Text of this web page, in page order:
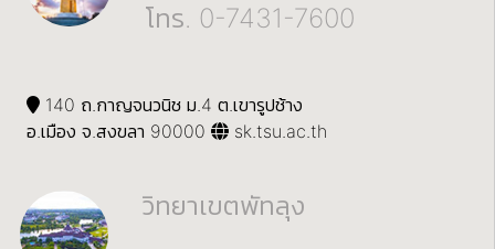
โทร. 0-7431-7600
140 ถ.กาญจนวนิช ม.4 ต.เขารูปช้าง
อ.เมือง จ.สงขลา 90000
sk.tsu.ac.th
วิทยาเขตพัทลุง